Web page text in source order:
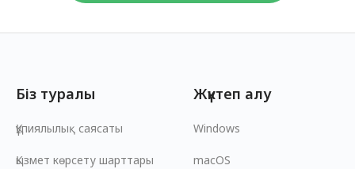
Біз туралы
Құпиялылық саясаты
Қызмет көрсету шарттары
Жүктеп алу
Windows
macOS